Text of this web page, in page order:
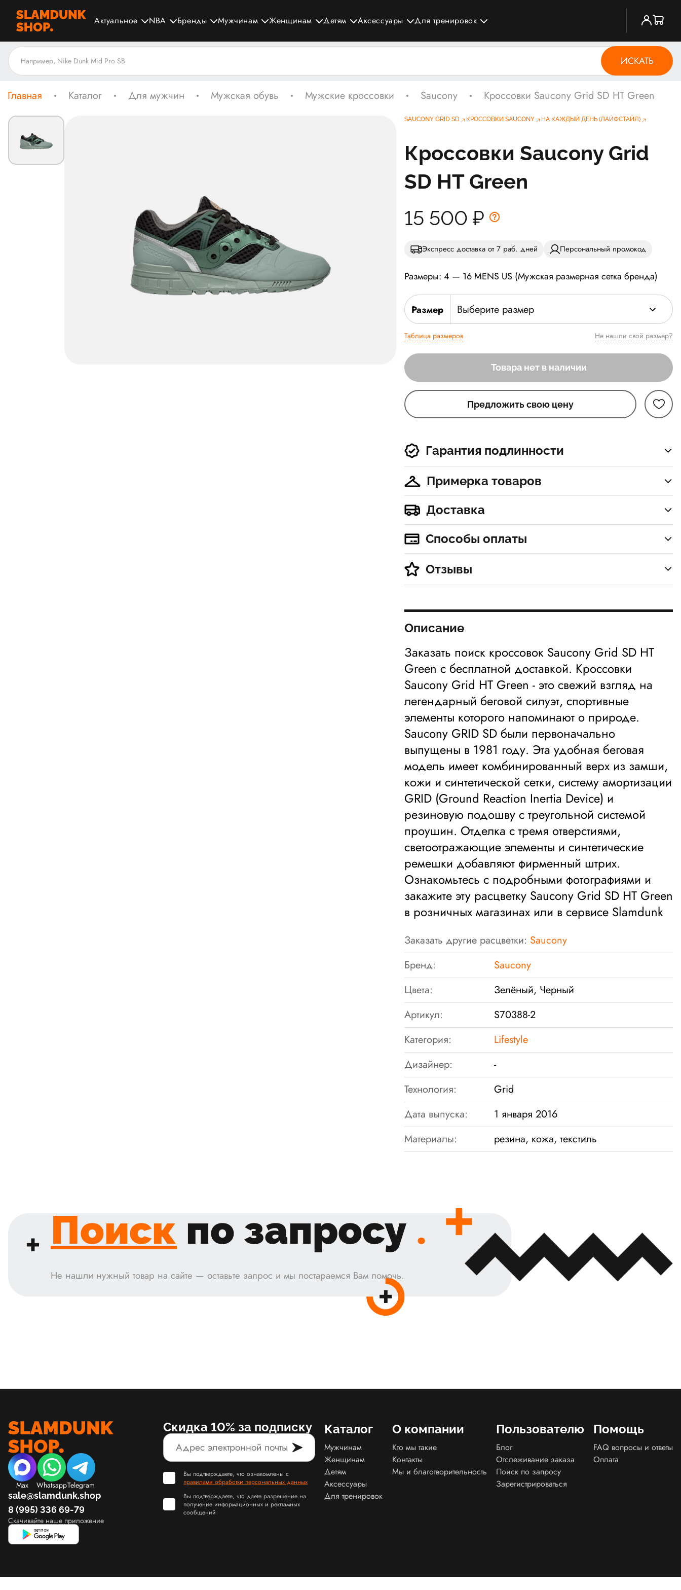
Актуальное NBA Бренды Мужчинам Женщинам Детям Аксессуары Для тренировок
ИСКАТЬ
Главная Каталог Для мужчин Мужская обувь Мужские кроссовки Saucony Кроссовки Saucony Grid SD HT Green
SAUCONY GRID SD КРОССОВКИ SAUCONY НА КАЖДЫЙ ДЕНЬ (ЛАЙФСТАЙЛ)
Кроссовки Saucony Grid
SD HT Green
15 500 ₽
Экспресс доставка от 7 раб. дней Персональный промокод
Размеры: 4 — 16 MENS US (Мужская размерная сетка бренда)
Размер Выберите размер
Таблица размеров Не нашли свой размер?
Товара нет в наличии
Предложить свою цену
Гарантия подлинности
Примерка товаров
Доставка
Способы оплаты
Отзывы
Описание
Заказать поиск кроссовок Saucony Grid SD HT
Green с бесплатной доставкой. Кроссовки
Saucony Grid HT Green - это свежий взгляд на
легендарный беговой силуэт, спортивные
элементы которого напоминают о природе.
Saucony GRID SD были первоначально
выпущены в 1981 году. Эта удобная беговая
модель имеет комбинированный верх из замши,
кожи и синтетической сетки, систему амортизации
GRID (Ground Reaction Inertia Device) и
резиновую подошву с треугольной системой
проушин. Отделка с тремя отверстиями,
светоотражающие элементы и синтетические
ремешки добавляют фирменный штрих.
Ознакомьтесь с подробными фотографиями и
закажите эту расцветку Saucony Grid SD HT Green
в розничных магазинах или в сервисе Slamdunk
Заказать другие расцветки: Saucony
Бренд:
Saucony
Цвета:
Зелёный, Черный
Артикул:
S70388-2
Категория:
Lifestyle
Дизайнер:
-
Технология:
Grid
Дата выпуска:
1 января 2016
Материалы:
резина, кожа, текстиль
Поиск по запросу .
Не нашли нужный товар на сайте — оставьте запрос и мы постараемся Вам помочь.
Max WhatsappTelegram
sale@slamdunk.shop
8 (995) 336 69-79
Скачивайте наше приложение
Скидка 10% за подписку
Вы подтверждаете, что ознакомлены с
правилами обработки персональных данных
Вы подтверждаете, что даете разрешение на
получение информационных и рекламных
сообщений
Каталог
Мужчинам
Женщинам
Детям
Аксессуары
Для тренировок
О компании
Кто мы такие
Контакты
Мы и благотворительность
Пользователю
Блог
Отслеживание заказа
Поиск по запросу
Зарегистрироваться
Помощь
FAQ вопросы и ответы
Оплата